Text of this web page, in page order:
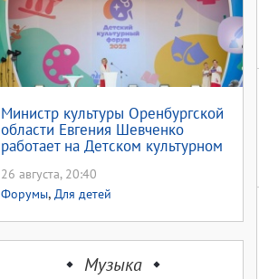
Министр культуры Оренбургской
области Евгения Шевченко
работает на Детском культурном
26 августа, 20:40
Форумы, Для детей
Музыка